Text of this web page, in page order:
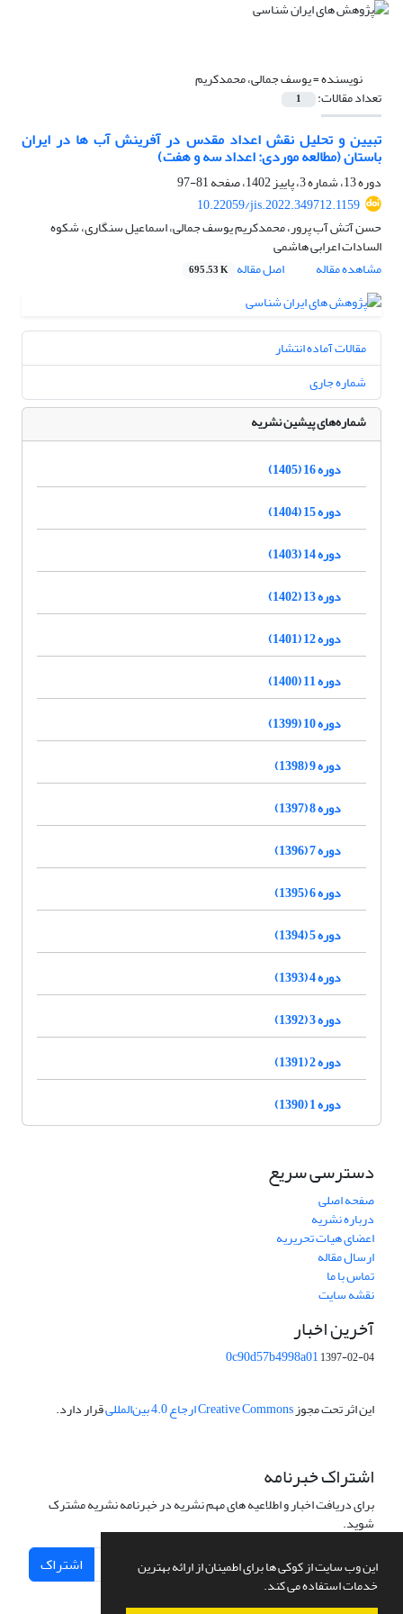
این وب سایت از کوکی ها برای اطمینان از ارائه بهترین
خدمات استفاده می کند.
نویسنده =یوسف جمالی، محمدکریم
تعداد مقالات: 1
تبیین و تحلیل نقش اعداد مقدس در آفرینش آب ها در ایران
باستان (مطالعه موردی: اعداد سه و هفت)
دوره 13، شماره 3، پاییز 1402، صفحه
81-97
10.22059/jis.2022.349712.1159
حسن آتش آب پرور، محمدکریم یوسف جمالی، اسماعیل سنگاری، شکوه
السادات اعرابی هاشمی
مشاهده مقاله
اصل مقاله 695.53 K
مقالات آماده انتشار
شماره جاری
شماره‌های پیشین نشریه
دوره 16 (1405)
دوره 15 (1404)
دوره 14 (1403)
دوره 13 (1402)
دوره 12 (1401)
دوره 11 (1400)
دوره 10 (1399)
دوره 9 (1398)
دوره 8 (1397)
دوره 7 (1396)
دوره 6 (1395)
دوره 5 (1394)
دوره 4 (1393)
دوره 3 (1392)
دوره 2 (1391)
دوره 1 (1390)
دسترسی سریع
صفحه اصلی
درباره نشریه
اعضای هیات تحریریه
ارسال مقاله
تماس با ما
نقشه سایت
آخرین اخبار
0c90d57b4998a011397-02-04
این اثر تحت مجوزCreative Commons ارجاع 4.0 بین‌المللی قرار دارد.
اشتراک خبرنامه
برای دریافت اخبار و اطلاعیه های مهم نشریه در خبرنامه نشریه مشترک
شوید.
اشتراک